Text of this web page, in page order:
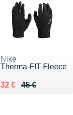
Nike
Therma-FIT Fleece
45 €
Au lieu de 45 €
32 €
Vendu 32 €